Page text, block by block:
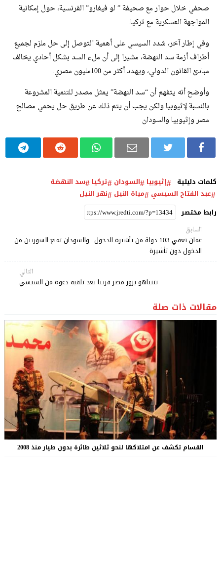
صحفي خلال حوار مع صحيفة ” لو فيغارو” الفرنسية، حول إمكانية
المواجهة العسكرية مع تركيا.
وفي إطار آخر، شدد السيسي على أهمية التوصل إلى حل ملزم لجميع
أطراف أزمة سد النهضة، مشيرا إلى أن ملء السد بشكل أحادي يخالف
مبادئ القانون الدولي، ويهدد أكثر من 100مليون مصري.
وأوضح أنه يتفهم أن “سد النهضة” يمثل مصدر للتنمية المشروعة
بالنسبة لإثيوبيا ولكن يجب أن يتم ذلك عن طريق حل يحمي مصالح
مصر وإثيوبيا والسودان
كلمات دليلية إثيوبيا السودان تركيا سد النهضة
عبد الفتاح السيسي مياة النيل نهر النيل
رابط مختصر
السابق
عمان تعفي 103 دولة من تأشيرة الدخول.. والسودان تمنع السوريين من
الدخول دون تأشيرة
التالي
نتنياهو يزور مصر قريبا بعد تلقيه دعوة من السيسي
مقالات ذات صلة
القسام تكشف عن امتلاكها لنحو ثلاثين طائرة بدون طيار منذ 2008